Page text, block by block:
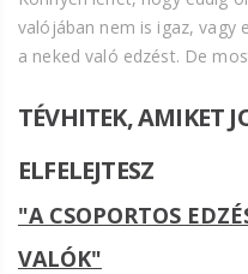
valójában nem is igaz, vagy
a neked való edzést. De
TÉVHITEK, AMIKET
ELFELEJTESZ
"A CSOPORTOS
VALÓK"